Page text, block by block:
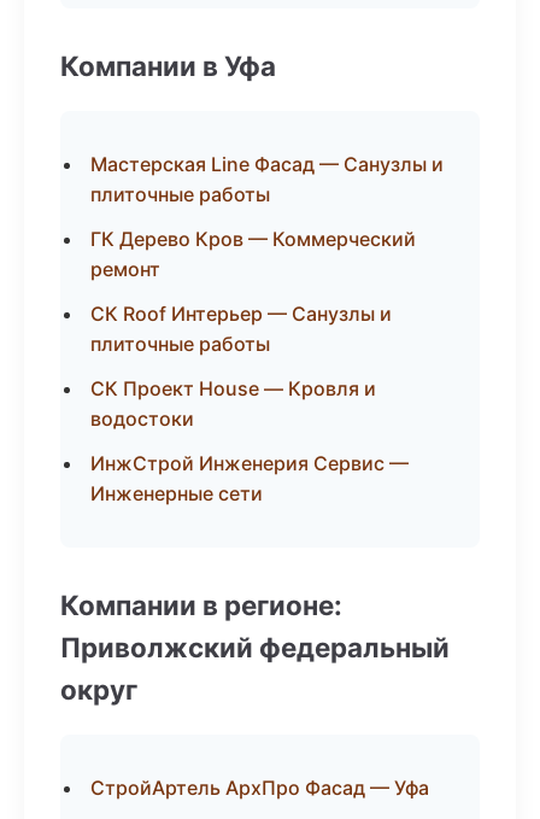
Компании в Уфа
Мастерская Line Фасад — Санузлы и
плиточные работы
ГК Дерево Кров — Коммерческий
ремонт
СК Roof Интерьер — Санузлы и
плиточные работы
СК Проект House — Кровля и
водостоки
ИнжСтрой Инженерия Сервис —
Инженерные сети
Компании в регионе:
Приволжский федеральный
округ
СтройАртель АрхПро Фасад — Уфа